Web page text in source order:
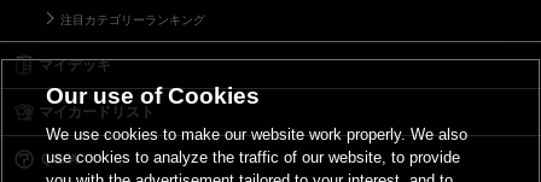
注目カテゴリーランキング
マイデッキ
マイカードリスト
Ｑ＆Ａ
Our use of Cookies
We use cookies to make our website work properly. We also
use cookies to analyze the traffic of our website, to provide